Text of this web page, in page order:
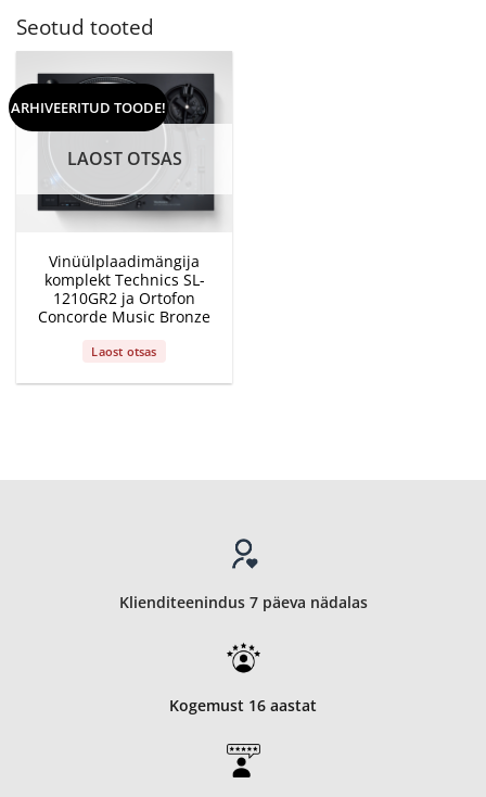
Seotud tooted
ARHIVEERITUD TOODE!
LAOST OTSAS
Vinüülplaadimängija
komplekt Technics SL-
1210GR2 ja Ortofon
Concorde Music Bronze
Laost otsas
Klienditeenindus 7 päeva nädalas
Kogemust 16 aastat